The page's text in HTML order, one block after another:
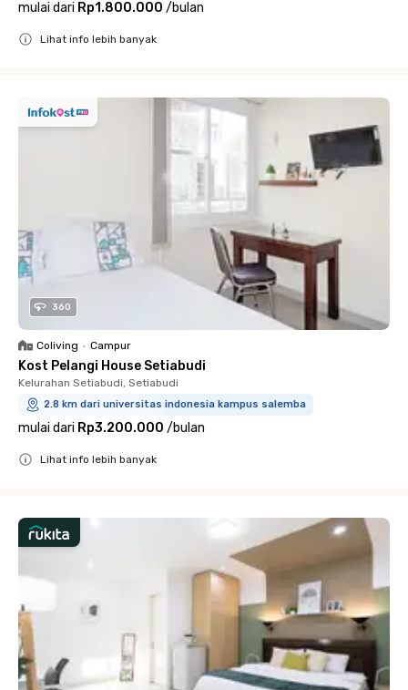
mulai dari Rp1.800.000 /bulan
Lihat info lebih banyak
360
Coliving • Campur
Kost Pelangi House Setiabudi
Kelurahan Setiabudi, Setiabudi
2.8 km dari universitas indonesia kampus salemba
mulai dari Rp3.200.000 /bulan
Lihat info lebih banyak